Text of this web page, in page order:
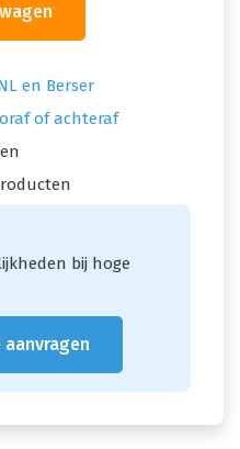
en Berser
of achteraf
bij hoge